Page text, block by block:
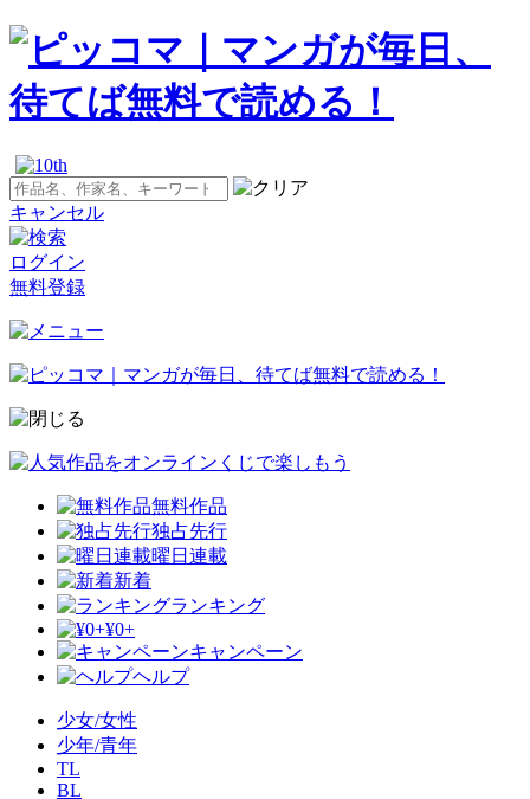
キャンセル
ログイン
無料登録
無料作品
独占先行
曜日連載
新着
ランキング
¥0+
キャンペーン
ヘルプ
少女/女性
少年/青年
TL
BL